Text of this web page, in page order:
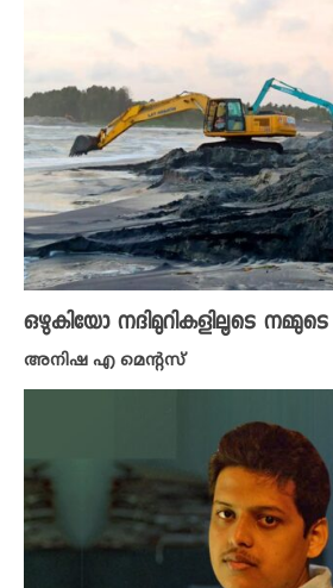
ഒഴുകിയോ നദിമുറികളിലൂടെ
അനിഷ എ മെന്റസ്